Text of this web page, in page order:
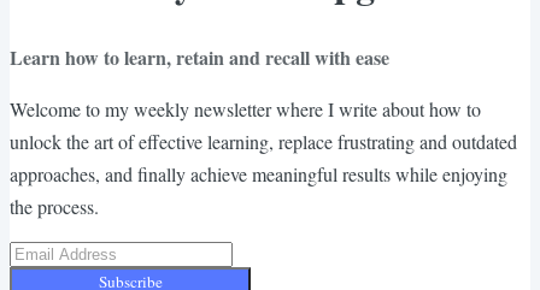
Learn how to learn, retain and recall with ease
Welcome to my weekly newsletter where I write about how to
unlock the art of effective learning, replace frustrating and outdated
approaches, and finally achieve meaningful results while enjoying
the process.
Subscribe